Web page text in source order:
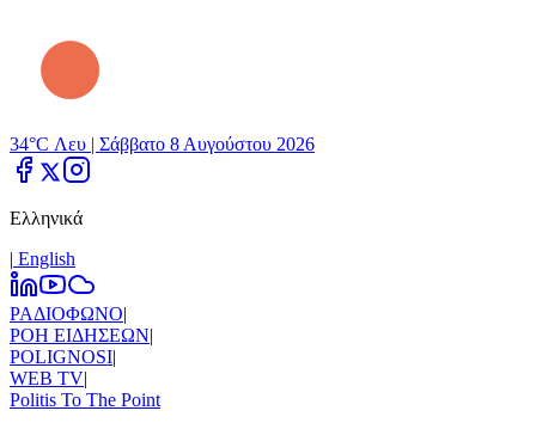
34°C Λευ | Σάββατο 8 Αυγούστου 2026
Ελληνικά
| Εnglish
ΡΑΔΙΟΦΩΝΟ|
ΡΟΗ ΕΙΔΗΣΕΩΝ|
POLIGNOSI|
WEB TV|
Politis To The Point